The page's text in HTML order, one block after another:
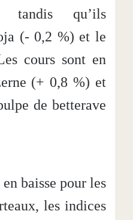
tandis qu’ils
(- 0,2 %) et le
cours sont en
(+ 0,8 %) et
de betterave
baisse pour les
les indices